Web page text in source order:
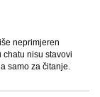
neprimjeren
nisu stavovi
samo za čitanje.